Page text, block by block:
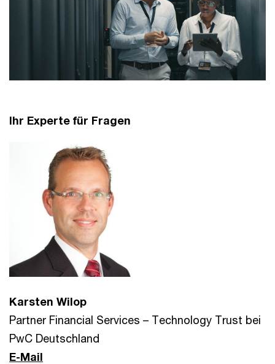
Ihr Experte für Fragen
Karsten Wilop
Partner Financial Services – Technology Trust bei
PwC Deutschland
E-Mail